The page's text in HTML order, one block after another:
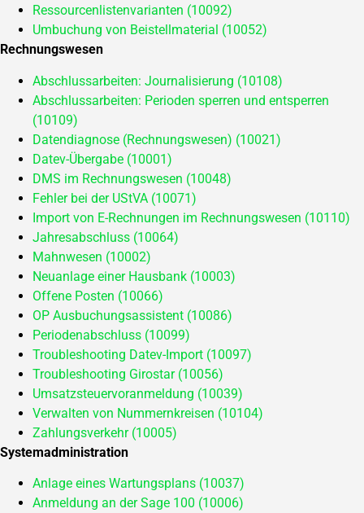
Ressourcenlistenvarianten (10092)
Umbuchung von Beistellmaterial (10052)
Rechnungswesen
Abschlussarbeiten: Journalisierung (10108)
Abschlussarbeiten: Perioden sperren und entsperren
(10109)
Datendiagnose (Rechnungswesen) (10021)
Datev-Übergabe (10001)
DMS im Rechnungswesen (10048)
Fehler bei der UStVA (10071)
Import von E-Rechnungen im Rechnungswesen (10110)
Jahresabschluss (10064)
Mahnwesen (10002)
Neuanlage einer Hausbank (10003)
Offene Posten (10066)
OP Ausbuchungsassistent (10086)
Periodenabschluss (10099)
Troubleshooting Datev-Import (10097)
Troubleshooting Girostar (10056)
Umsatzsteuervoranmeldung (10039)
Verwalten von Nummernkreisen (10104)
Zahlungsverkehr (10005)
Systemadministration
Anlage eines Wartungsplans (10037)
Anmeldung an der Sage 100 (10006)